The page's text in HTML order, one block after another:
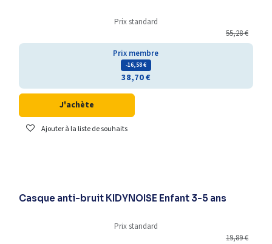
Prix standard
55,28€
Prix membre
- 16,58€
38,70€
J'achète
Ajouter à la liste de souhaits
Casque anti-bruit KIDYNOISE Enfant 3-5 ans
Prix standard
19,89€